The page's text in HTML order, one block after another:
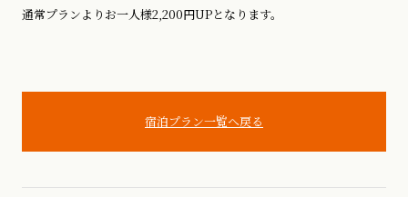
通常プランよりお一人様2,200円UPとなります。
宿泊プラン一覧へ戻る